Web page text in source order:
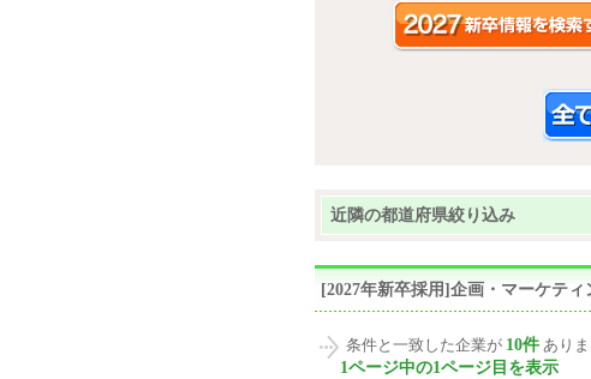
近隣の都道府県絞り込み
[2027年新卒採用]企画・マーケテ
条件と一致した企業が 10件 ありま
1ページ中の1ページ目を表示